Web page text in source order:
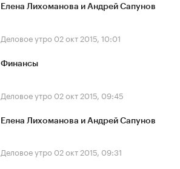
Елена Лихоманова и Андрей Сапунов
Деловое утро 02 окт 2015, 10:01
Финансы
Деловое утро 02 окт 2015, 09:45
Елена Лихоманова и Андрей Сапунов
Деловое утро 02 окт 2015, 09:31